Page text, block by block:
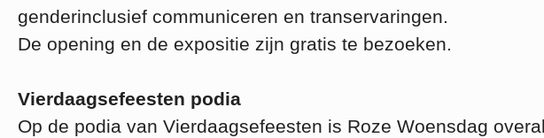
genderinclusief communiceren en transervaringen.
De opening en de expositie zijn gratis te bezoeken.
Vierdaagsefeesten podia
Op de podia van Vierdaagsefeesten is Roze Woensdag